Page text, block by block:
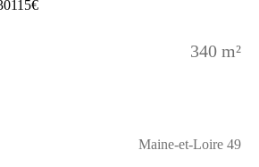
340 m²
Maine-et-Loire 49